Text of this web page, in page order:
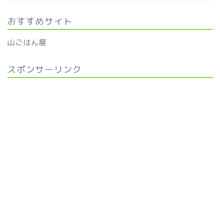
おすすめサイト
山ごはん屋
スポンサーリンク